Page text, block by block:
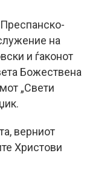
на
и ѓаконот
Божествена
„Свети
верниот
Христови